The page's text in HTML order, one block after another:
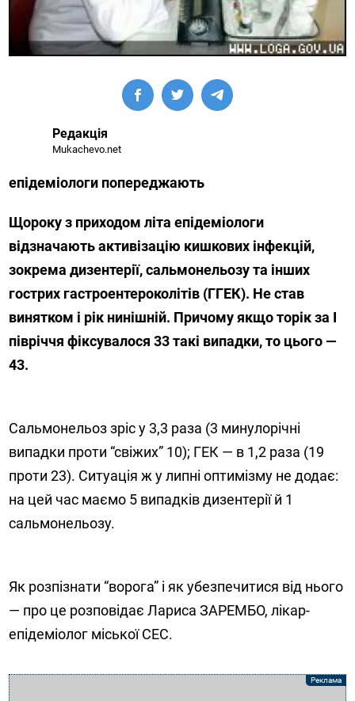
Редакція
Mukachevo.net
епідеміологи попереджають
Щороку з приходом літа епідеміологи
відзначають активізацію кишкових інфекцій,
зокрема дизентерії, сальмонельозу та інших
гострих гастроентероколітів (ГГЕК). Не став
винятком і рік нинішній. Причому якщо торік за І
півріччя фіксувалося 33 такі випадки, то цього —
43.
Сальмонельоз зріс у 3,3 раза (3 минулорічні
випадки проти “свіжих” 10); ГЕК — в 1,2 раза (19
проти 23). Ситуація ж у липні оптимізму не додає:
на цей час маємо 5 випадків дизентерії й 1
сальмонельозу.
Як розпізнати “ворога” і як убезпечитися від нього
— про це розповідає Лариса ЗАРЕМБО, лікар-
епідеміолог міської СЕС.